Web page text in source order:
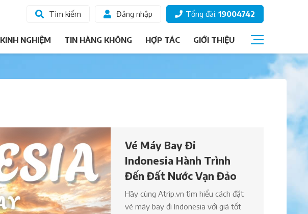
Tìm kiếm Đăng nhập Tổng đài: 19004742
KINH NGHIỆM TIN HÀNG KHÔNG HỢP TÁC GIỚI THIỆU
Ký gửi hành lý
Vé Máy Bay Đi
Indonesia Hành Trình
Đến Đất Nước Vạn Đảo
Hãy cùng Atrip.vn tìm hiểu cách đặt
vé máy bay đi Indonesia với giá tốt